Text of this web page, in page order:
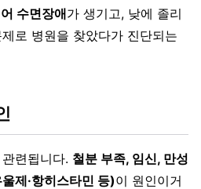
수면장애가 생기고, 낮에 졸리
로 병원을 찾았다가 진단되는
련됩니다. 철분 부족, 임신, 만성
제·항히스타민 등)이 원인이거